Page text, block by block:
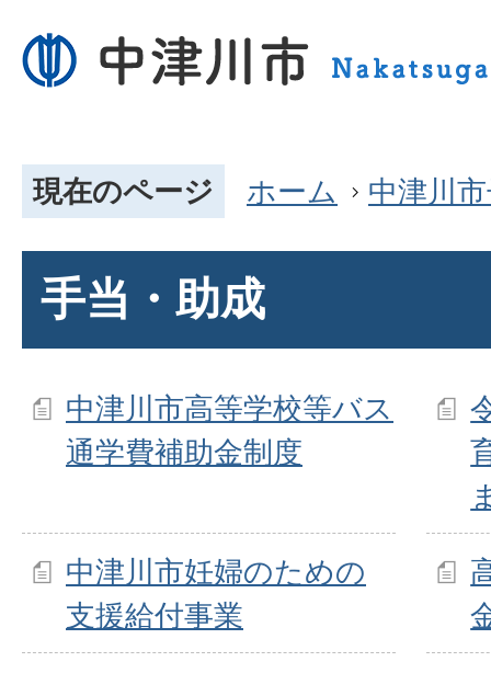
現在のページ ホーム 中津川
手当・助成
中津川市高等学校等バス
通学費補助金制度
中津川市妊婦のための
支援給付事業